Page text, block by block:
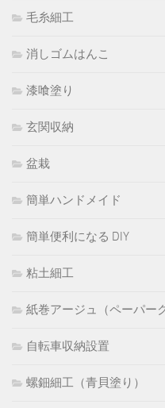
毛糸細工
消しゴムはんこ
漆喰塗り
玄関収納
盆栽
簡単ハンドメイド
簡単便利になる DIY
粘土細工
紙巻アージュ（ペーパー
自転車収納設置
螺鈿細工（青貝塗り）